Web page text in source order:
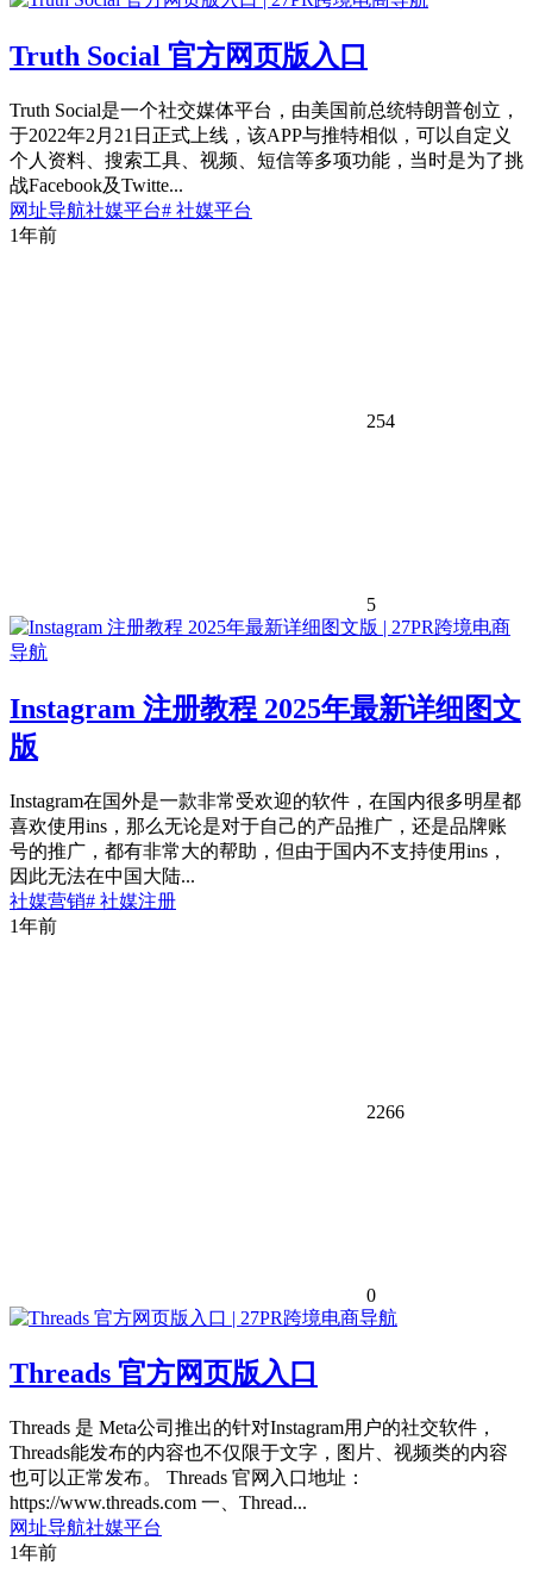
Truth Social 官方网页版入口
Truth Social是一个社交媒体平台，由美国前总统特朗普创立，
于2022年2月21日正式上线，该APP与推特相似，可以自定义
个人资料、搜索工具、视频、短信等多项功能，当时是为了挑
战Facebook及Twitte...
网址导航社媒平台# 社媒平台
1年前
254
5
Instagram 注册教程 2025年最新详细图文
版
Instagram在国外是一款非常受欢迎的软件，在国内很多明星都
喜欢使用ins，那么无论是对于自己的产品推广，还是品牌账
号的推广，都有非常大的帮助，但由于国内不支持使用ins，
因此无法在中国大陆...
社媒营销# 社媒注册
1年前
2266
0
Threads 官方网页版入口
Threads 是 Meta公司推出的针对Instagram用户的社交软件，
Threads能发布的内容也不仅限于文字，图片、视频类的内容
也可以正常发布。 Threads 官网入口地址：
https://www.threads.com 一、Thread...
网址导航社媒平台
1年前